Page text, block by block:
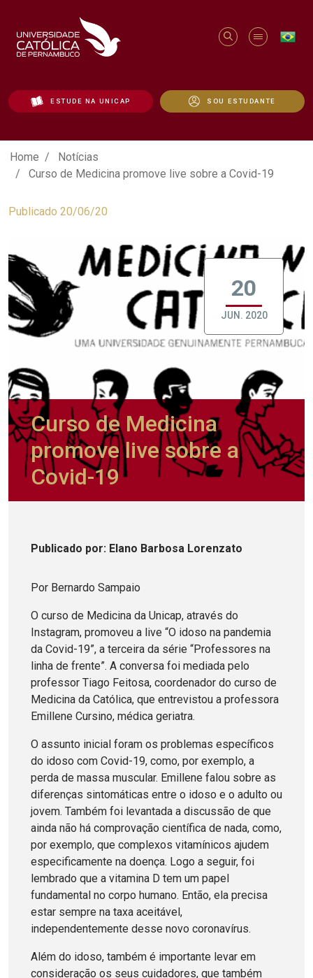
ESTUDE NA UNICAP SOU ESTUDANTE
Curso de Medicina promove live sobre
Home
Notícias
Curso de Medicina promove live sobre a Covid-19
Publicado 20/06/20
20
JUN. 2020
Curso de Medicina
promove live sobre a
Covid-19
Publicado por: Elano Barbosa Lorenzato
Por Bernardo Sampaio
O curso de Medicina da Unicap, através do
Instagram, promoveu a live “O idoso na pandemia
da Covid-19”, a terceira da série “Professores na
linha de frente”. A conversa foi mediada pelo
professor Tiago Feitosa, coordenador do curso de
Medicina da Católica, que entrevistou a professora
Emillene Cursino, médica geriatra.
O assunto inicial foram os problemas específicos
do idoso com Covid-19, como, por exemplo, a
perda de massa muscular. Emillene falou sobre as
diferenças sintomáticas entre o idoso e o adulto ou
jovem. Também foi levantada a discussão de que
ainda não há comprovação científica de nada, como,
por exemplo, que complexos vitamínicos ajudem
especificamente na doença. Logo a seguir, foi
lembrado que a vitamina D tem um papel
fundamental no corpo humano. Então, ela precisa
estar sempre na taxa aceitável,
independentemente desse novo coronavírus.
Além do idoso, também é importante levar em
consideração os seus cuidadores, que também